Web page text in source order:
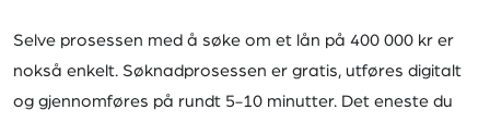
Selve prosessen med å søke om et lån på 400 000 kr er
nokså enkelt. Søknadprosessen er gratis, utføres digitalt
og gjennomføres på rundt 5-10 minutter. Det eneste du